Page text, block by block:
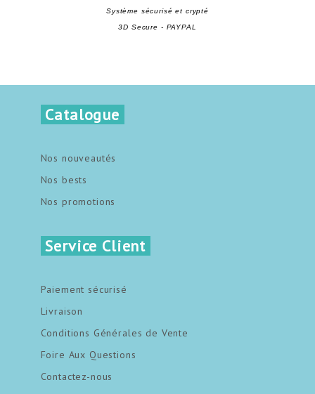
Système sécurisé et crypté
3D Secure - PAYPAL
Catalogue
Nos nouveautés
Nos bests
Nos promotions
Service Client
Paiement sécurisé
Livraison
Conditions Générales de Vente
Foire Aux Questions
Contactez-nous